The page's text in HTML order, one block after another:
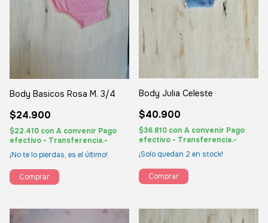
Body Basicos Rosa M. 3/4
$24.900
$22.410 con A convenir Pago
efectivo - Transferencia.-
¡No te lo pierdas, es el último!
Comprar
Body Julia Celeste
$40.900
$36.810 con A convenir Pago
efectivo - Transferencia.-
¡Solo quedan 2 en stock!
Comprar